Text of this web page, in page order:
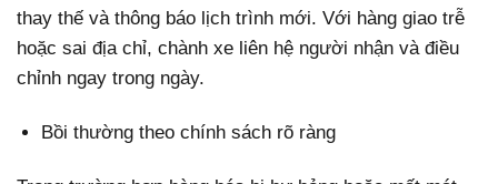
thay thế và thông báo lịch trình mới. Với hàng giao trễ
hoặc sai địa chỉ, chành xe liên hệ người nhận và điều
chỉnh ngay trong ngày.
Bồi thường theo chính sách rõ ràng